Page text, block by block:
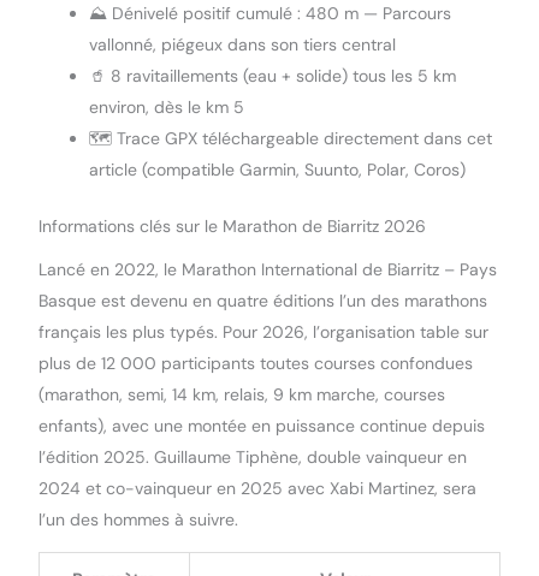
⛰️ Dénivelé positif cumulé : 480 m — Parcours
vallonné, piégeux dans son tiers central
🥤 8 ravitaillements (eau + solide) tous les 5 km
environ, dès le km 5
🗺️ Trace GPX téléchargeable directement dans cet
article (compatible Garmin, Suunto, Polar, Coros)
Informations clés sur le Marathon de Biarritz 2026
Lancé en 2022, le Marathon International de Biarritz – Pays
Basque est devenu en quatre éditions l’un des marathons
français les plus typés. Pour 2026, l’organisation table sur
plus de 12 000 participants toutes courses confondues
(marathon, semi, 14 km, relais, 9 km marche, courses
enfants), avec une montée en puissance continue depuis
l’édition 2025. Guillaume Tiphène, double vainqueur en
2024 et co-vainqueur en 2025 avec Xabi Martinez, sera
l’un des hommes à suivre.